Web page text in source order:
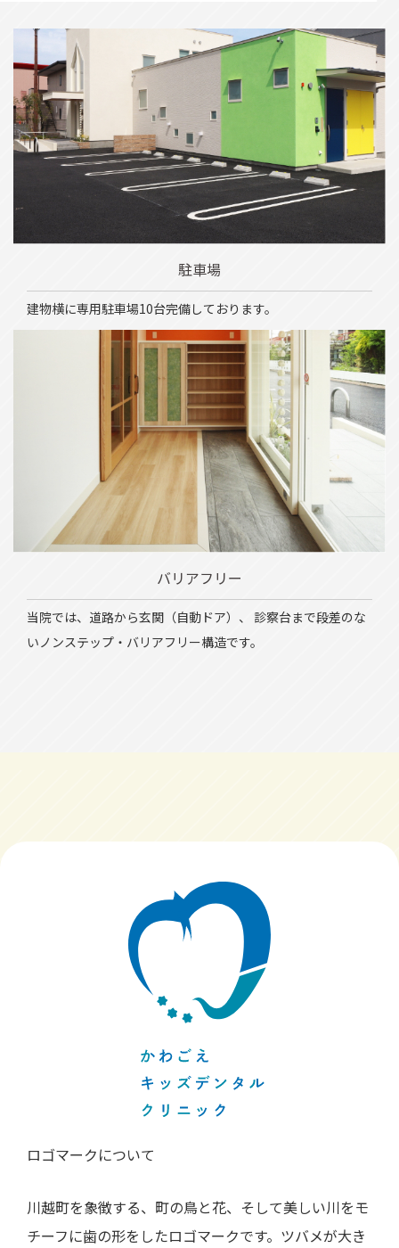
駐車場
建物横に専用駐車場10台完備しております。
バリアフリー
当院では、道路から玄関（自動ドア）、
診察台まで段差のな
いノンステップ・バリアフリー構造です。
ロゴマークについて
川越町を象徴する、町の鳥と花、そして美しい川をモ
チーフに歯の形をしたロゴマークです。ツバメが大き